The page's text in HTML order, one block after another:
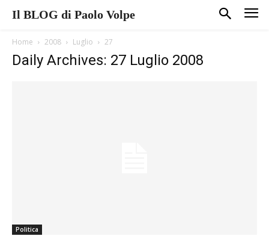
Il BLOG di Paolo Volpe
Home 2008 Luglio 27
Daily Archives: 27 Luglio 2008
Politica